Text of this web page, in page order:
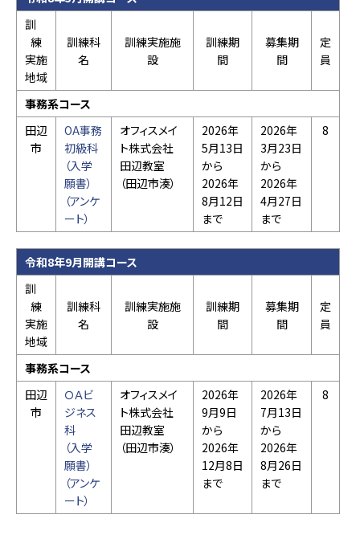
訓
練
実施
地域
訓練科
名
訓練実施施
設
訓練期
間
募集期
間
定
員
事務系コース
田辺
市
OA事務
初級科
（入学
願書）
（アンケ
ート）
オフィスメイ
ト株式会社
田辺教室
（田辺市湊）
2026年
5月13日
から
2026年
8月12日
まで
2026年
3月23日
から
2026年
4月27日
まで
8
令和8年9月開講コース
訓
練
実施
地域
訓練科
名
訓練実施施
設
訓練期
間
募集期
間
定
員
事務系コース
田辺
市
ＯＡビ
ジネス
科
（入学
願書）
（アンケ
ート）
オフィスメイ
ト株式会社
田辺教室
（田辺市湊）
2026年
9月9日
から
2026年
12月8日
まで
2026年
7月13日
から
2026年
8月26日
まで
8